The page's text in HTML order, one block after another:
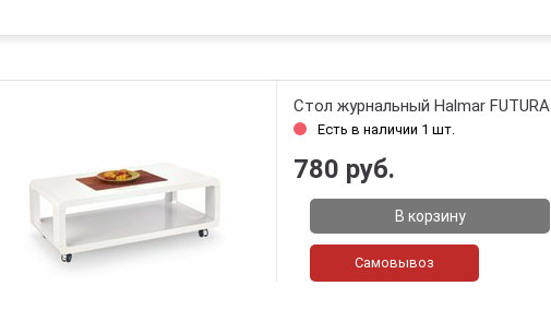
Стол журнальный Halmar FUTURA
Есть в наличии 1 шт.
780 руб.
В корзину
Самовывоз